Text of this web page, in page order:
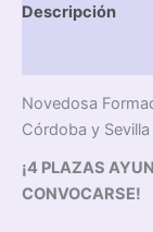
Descripción
Novedosa
Córdoba y
¡4 PLAZAS
CONVOCARSE!